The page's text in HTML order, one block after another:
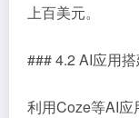
上百美元。
### 4.2 AI应用
利用Coze等AI应